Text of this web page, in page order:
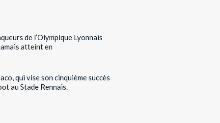
de l’Olympique Lyonnais
atteint en
qui vise son cinquième succès
au Stade Rennais.